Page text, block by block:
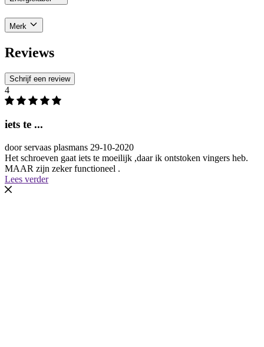
Merk
Reviews
Schrijf een review
4
iets te ...
door servaas plasmans 29-10-2020
Het schroeven gaat iets te moeilijk ,daar ik ontstoken vingers heb.
MAAR zijn zeker functioneel .
Lees verder